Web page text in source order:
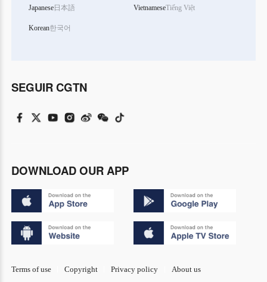
Japanese日本語
Korean한국어
VietnameseTiếng Việt
SEGUIR CGTN
DOWNLOAD OUR APP
Terms of use Copyright Privacy policy About us